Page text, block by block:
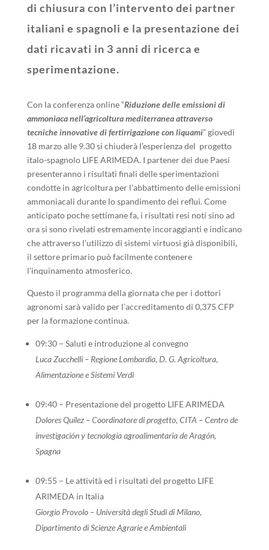
di chiusura con l’intervento dei partner
italiani e spagnoli e la presentazione dei
dati ricavati in 3 anni di ricerca e
sperimentazione.
Con la conferenza online “Riduzione delle emissioni di
ammoniaca nell’agricoltura mediterranea attraverso
tecniche innovative di fertirrigazione con liquami” giovedì
18 marzo alle 9.30 si chiuderà l’esperienza del progetto
italo-spagnolo LIFE ARIMEDA. I partener dei due Paesi
presenteranno i risultati finali delle sperimentazioni
condotte in agricoltura per l’abbattimento delle emissioni
ammoniacali durante lo spandimento dei reflui. Come
anticipato poche settimane fa, i risultati resi noti sino ad
ora si sono rivelati estremamente incoraggianti e indicano
che attraverso l’utilizzo di sistemi virtuosi già disponibili,
il settore primario può facilmente contenere
l’inquinamento atmosferico.
Questo il programma della giornata che per i dottori
agronomi sarà valido per l’accreditamento di 0,375 CFP
per la formazione continua.
09:30 – Saluti e introduzione al convegno
Luca Zucchelli – Regione Lombardia, D. G. Agricoltura,
Alimentazione e Sistemi Verdi
09:40 – Presentazione del progetto LIFE ARIMEDA
Dolores Quílez – Coordinatore di progetto, CITA – Centro de
investigación y tecnología agroalimentaria de Aragón,
Spagna
09:55 – Le attività ed i risultati del progetto LIFE
ARIMEDA in Italia
Giorgio Provolo – Università degli Studi di Milano,
Dipartimento di Scienze Agrarie e Ambientali